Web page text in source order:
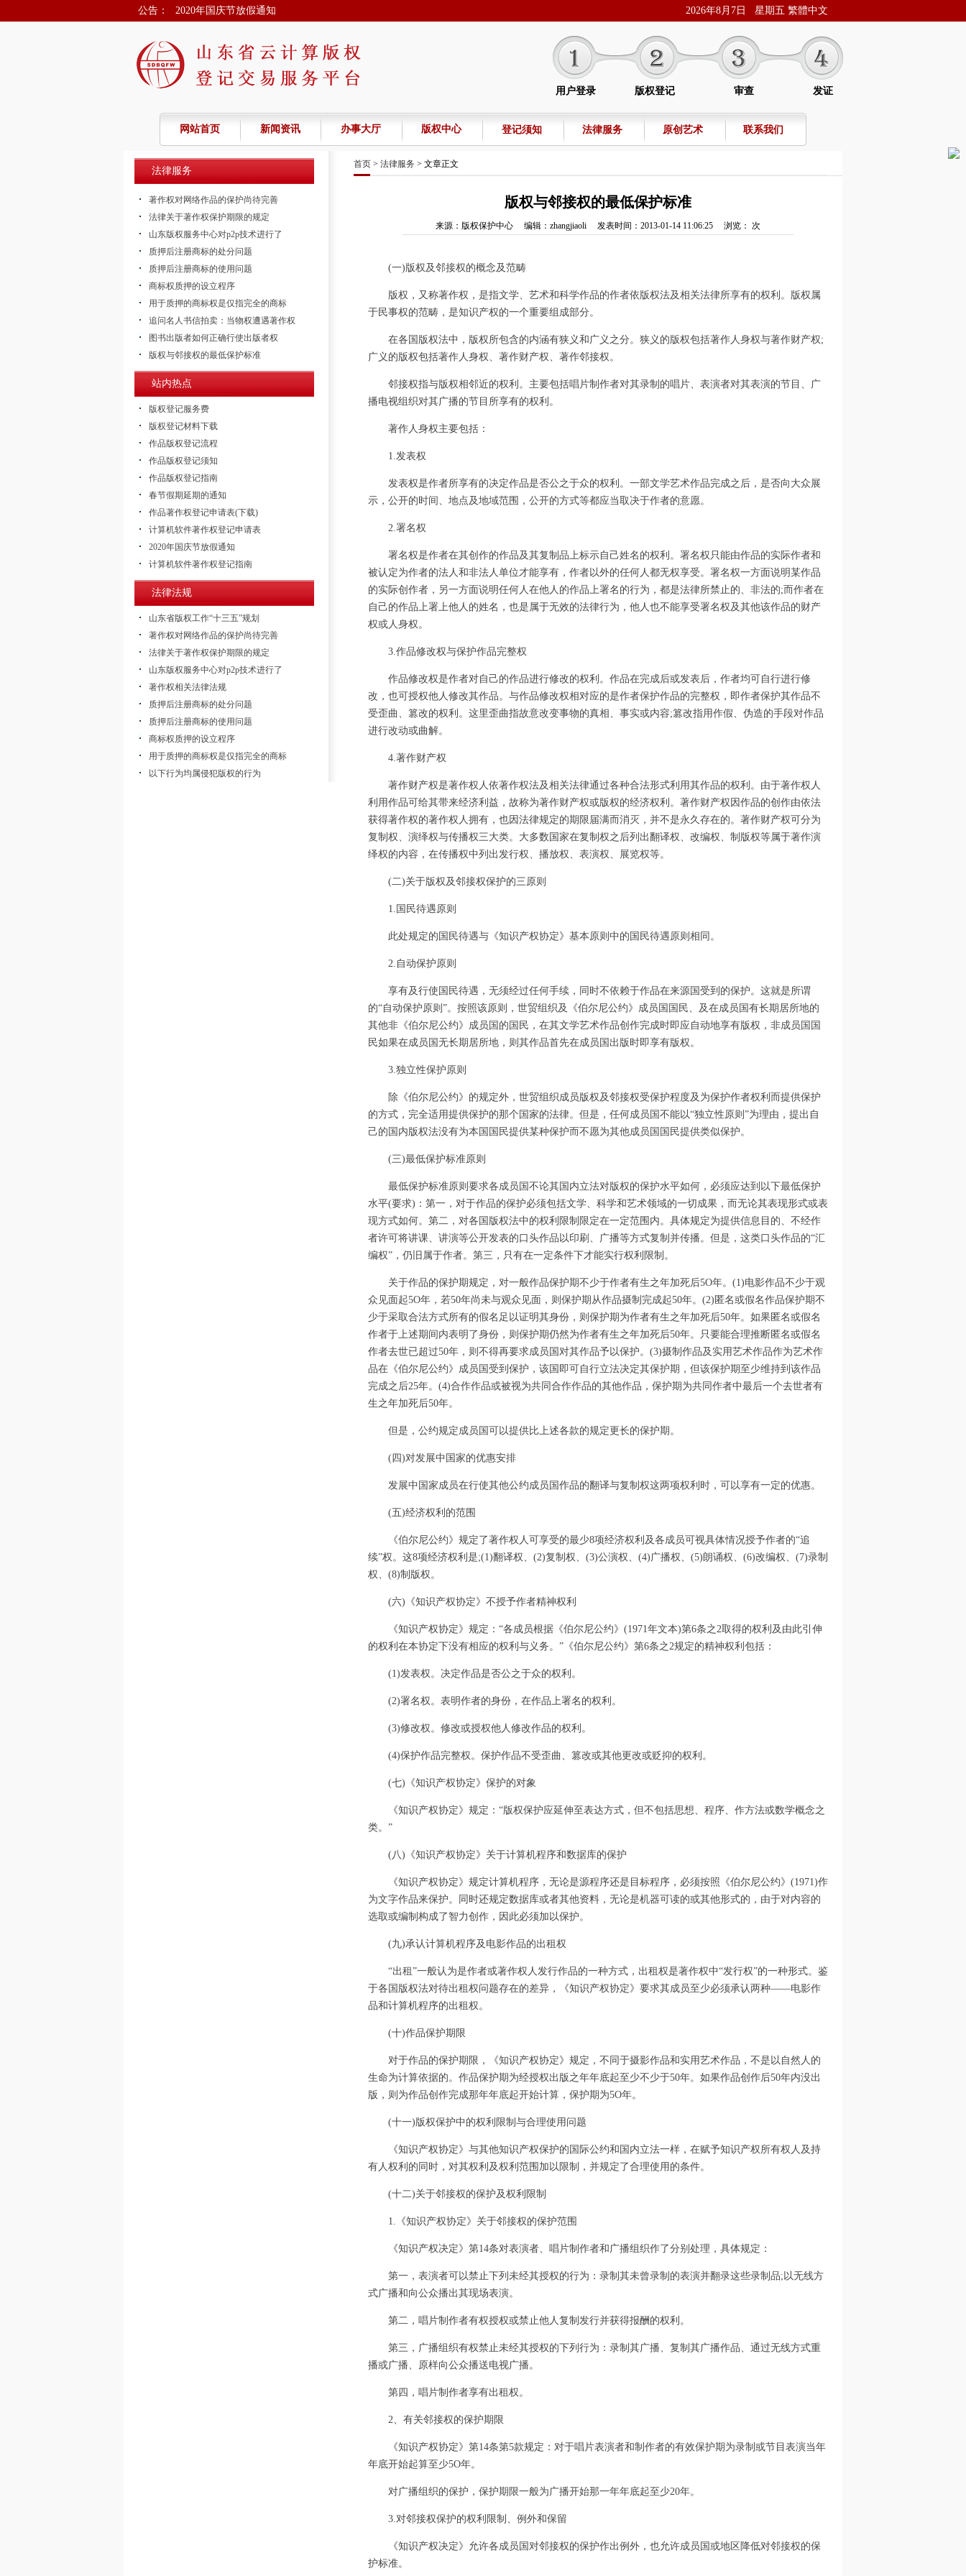
公告：
关于冠状病毒肺炎疫情期间版权登记事项的说明
春节假期延期的通知
2022年春节放假的通知
2021年春节放假通知
2026年8月7日 星期五 繁體中文
用户登录 版权登记 审查 发证
网站首页 新闻资讯 办事大厅 版权中心 登记须知 法律服务 原创艺术 联系我们
法律服务
著作权对网络作品的保护尚待完善
法律关于著作权保护期限的规定
山东版权服务中心对p2p技术进行了
质押后注册商标的处分问题
质押后注册商标的使用问题
商标权质押的设立程序
用于质押的商标权是仅指完全的商标
追问名人书信拍卖：当物权遭遇著作权
图书出版者如何正确行使出版者权
版权与邻接权的最低保护标准
站内热点
版权登记服务费
版权登记材料下载
作品版权登记流程
作品版权登记须知
作品版权登记指南
春节假期延期的通知
作品著作权登记申请表(下载)
计算机软件著作权登记申请表
2020年国庆节放假通知
计算机软件著作权登记指南
法律法规
山东省版权工作“十三五”规划
著作权对网络作品的保护尚待完善
法律关于著作权保护期限的规定
山东版权服务中心对p2p技术进行了
著作权相关法律法规
质押后注册商标的处分问题
质押后注册商标的使用问题
商标权质押的设立程序
用于质押的商标权是仅指完全的商标
以下行为均属侵犯版权的行为
首页 > 法律服务 > 文章正文
版权与邻接权的最低保护标准
来源：版权保护中心 编辑：zhangjiaoli 发表时间：2013-01-14 11:06:25 浏览： 次
(一)版权及邻接权的概念及范畴
版权，又称著作权，是指文学、艺术和科学作品的作者依版权法及相关法律所享有的权利。版权属
于民事权的范畴，是知识产权的一个重要组成部分。
在各国版权法中，版权所包含的内涵有狭义和广义之分。狭义的版权包括著作人身权与著作财产权;
广义的版权包括著作人身权、著作财产权、著作邻接权。
邻接权指与版权相邻近的权利。主要包括唱片制作者对其录制的唱片、表演者对其表演的节目、广
播电视组织对其广播的节目所享有的权利。
著作人身权主要包括：
1.发表权
发表权是作者所享有的决定作品是否公之于众的权利。一部文学艺术作品完成之后，是否向大众展
示，公开的时间、地点及地域范围，公开的方式等都应当取决于作者的意愿。
2.署名权
署名权是作者在其创作的作品及其复制品上标示自己姓名的权利。署名权只能由作品的实际作者和
被认定为作者的法人和非法人单位才能享有，作者以外的任何人都无权享受。署名权一方面说明某作品
的实际创作者，另一方面说明任何人在他人的作品上署名的行为，都是法律所禁止的、非法的;而作者在
自己的作品上署上他人的姓名，也是属于无效的法律行为，他人也不能享受署名权及其他该作品的财产
权或人身权。
3.作品修改权与保护作品完整权
作品修改权是作者对自己的作品进行修改的权利。作品在完成后或发表后，作者均可自行进行修
改，也可授权他人修改其作品。与作品修改权相对应的是作者保护作品的完整权，即作者保护其作品不
受歪曲、篡改的权利。这里歪曲指故意改变事物的真相、事实或内容;篡改指用作假、伪造的手段对作品
进行改动或曲解。
4.著作财产权
著作财产权是著作权人依著作权法及相关法律通过各种合法形式利用其作品的权利。由于著作权人
利用作品可给其带来经济利益，故称为著作财产权或版权的经济权利。著作财产权因作品的创作由依法
获得著作权的著作权人拥有，也因法律规定的期限届满而消灭，并不是永久存在的。著作财产权可分为
复制权、演绎权与传播权三大类。大多数国家在复制权之后列出翻译权、改编权、制版权等属于著作演
绎权的内容，在传播权中列出发行权、播放权、表演权、展览权等。
(二)关于版权及邻接权保护的三原则
1.国民待遇原则
此处规定的国民待遇与《知识产权协定》基本原则中的国民待遇原则相同。
2.自动保护原则
享有及行使国民待遇，无须经过任何手续，同时不依赖于作品在来源国受到的保护。这就是所谓
的“自动保护原则”。按照该原则，世贸组织及《伯尔尼公约》成员国国民、及在成员国有长期居所地的
其他非《伯尔尼公约》成员国的国民，在其文学艺术作品创作完成时即应自动地享有版权，非成员国国
民如果在成员国无长期居所地，则其作品首先在成员国出版时即享有版权。
3.独立性保护原则
除《伯尔尼公约》的规定外，世贸组织成员版权及邻接权受保护程度及为保护作者权利而提供保护
的方式，完全适用提供保护的那个国家的法律。但是，任何成员国不能以“独立性原则”为理由，提出自
己的国内版权法没有为本国国民提供某种保护而不愿为其他成员国国民提供类似保护。
(三)最低保护标准原则
最低保护标准原则要求各成员国不论其国内立法对版权的保护水平如何，必须应达到以下最低保护
水平(要求)：第一，对于作品的保护必须包括文学、科学和艺术领域的一切成果，而无论其表现形式或表
现方式如何。第二，对各国版权法中的权利限制限定在一定范围内。具体规定为提供信息目的、不经作
者许可将讲课、讲演等公开发表的口头作品以印刷、广播等方式复制并传播。但是，这类口头作品的“汇
编权”，仍旧属于作者。第三，只有在一定条件下才能实行权利限制。
关于作品的保护期规定，对一般作品保护期不少于作者有生之年加死后5O年。(1)电影作品不少于观
众见面起5O年，若50年尚未与观众见面，则保护期从作品摄制完成起50年。(2)匿名或假名作品保护期不
少于采取合法方式所有的假名足以证明其身份，则保护期为作者有生之年加死后50年。如果匿名或假名
作者于上述期间内表明了身份，则保护期仍然为作者有生之年加死后50年。只要能合理推断匿名或假名
作者去世已超过50年，则不得再要求成员国对其作品予以保护。(3)摄制作品及实用艺术作品作为艺术作
品在《伯尔尼公约》成员国受到保护，该国即可自行立法决定其保护期，但该保护期至少维持到该作品
完成之后25年。(4)合作作品或被视为共同合作作品的其他作品，保护期为共同作者中最后一个去世者有
生之年加死后50年。
但是，公约规定成员国可以提供比上述各款的规定更长的保护期。
(四)对发展中国家的优惠安排
发展中国家成员在行使其他公约成员国作品的翻译与复制权这两项权利时，可以享有一定的优惠。
(五)经济权利的范围
《伯尔尼公约》规定了著作权人可享受的最少8项经济权利及各成员可视具体情况授予作者的“追
续”权。这8项经济权利是;(1)翻译权、(2)复制权、(3)公演权、(4)广播权、(5)朗诵权、(6)改编权、(7)录制
权、(8)制版权。
(六)《知识产权协定》不授予作者精神权利
《知识产权协定》规定：“各成员根据《伯尔尼公约》(1971年文本)第6条之2取得的权利及由此引伸
的权利在本协定下没有相应的权利与义务。”《伯尔尼公约》第6条之2规定的精神权利包括：
(1)发表权。决定作品是否公之于众的权利。
(2)署名权。表明作者的身份，在作品上署名的权利。
(3)修改权。修改或授权他人修改作品的权利。
(4)保护作品完整权。保护作品不受歪曲、篡改或其他更改或贬抑的权利。
(七)《知识产权协定》保护的对象
《知识产权协定》规定：“版权保护应延伸至表达方式，但不包括思想、程序、作方法或数学概念之
类。”
(八)《知识产权协定》关于计算机程序和数据库的保护
《知识产权协定》规定计算机程序，无论是源程序还是目标程序，必须按照《伯尔尼公约》(1971)作
为文字作品来保护。同时还规定数据库或者其他资料，无论是机器可读的或其他形式的，由于对内容的
选取或编制构成了智力创作，因此必须加以保护。
(九)承认计算机程序及电影作品的出租权
“出租”一般认为是作者或著作权人发行作品的一种方式，出租权是著作权中“发行权”的一种形式。鉴
于各国版权法对待出租权问题存在的差异，《知识产权协定》要求其成员至少必须承认两种——电影作
品和计算机程序的出租权。
(十)作品保护期限
对于作品的保护期限，《知识产权协定》规定，不同于摄影作品和实用艺术作品，不是以自然人的
生命为计算依据的。作品保护期为经授权出版之年年底起至少不少于50年。如果作品创作后50年内没出
版，则为作品创作完成那年年底起开始计算，保护期为5O年。
(十一)版权保护中的权利限制与合理使用问题
《知识产权协定》与其他知识产权保护的国际公约和国内立法一样，在赋予知识产权所有权人及持
有人权利的同时，对其权利及权利范围加以限制，并规定了合理使用的条件。
(十二)关于邻接权的保护及权利限制
1.《知识产权协定》关于邻接权的保护范围
《知识产权决定》第14条对表演者、唱片制作者和广播组织作了分别处理，具体规定：
第一，表演者可以禁止下列未经其授权的行为：录制其未曾录制的表演并翻录这些录制品;以无线方
式广播和向公众播出其现场表演。
第二，唱片制作者有权授权或禁止他人复制发行并获得报酬的权利。
第三，广播组织有权禁止未经其授权的下列行为：录制其广播、复制其广播作品、通过无线方式重
播或广播、原样向公众播送电视广播。
第四，唱片制作者享有出租权。
2、有关邻接权的保护期限
《知识产权协定》第14条第5款规定：对于唱片表演者和制作者的有效保护期为录制或节目表演当年
年底开始起算至少5O年。
对广播组织的保护，保护期限一般为广播开始那一年年底起至少20年。
3.对邻接权保护的权利限制、例外和保留
《知识产权决定》允许各成员国对邻接权的保护作出例外，也允许成员国或地区降低对邻接权的保
护标准。